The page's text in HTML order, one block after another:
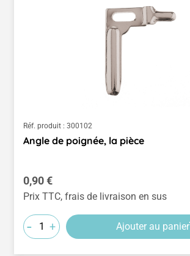
Réf. produit : 300102
Angle de poignée, la pièce
Prix régulier :
0,90 €
Prix TTC, frais de livraison en sus
- + Ajouter au panier